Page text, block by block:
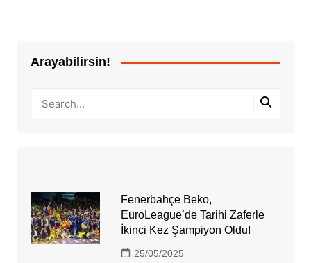
Arayabilirsin!
Fenerbahçe Beko,
EuroLeague’de Tarihi Zaferle
İkinci Kez Şampiyon Oldu!
25/05/2025